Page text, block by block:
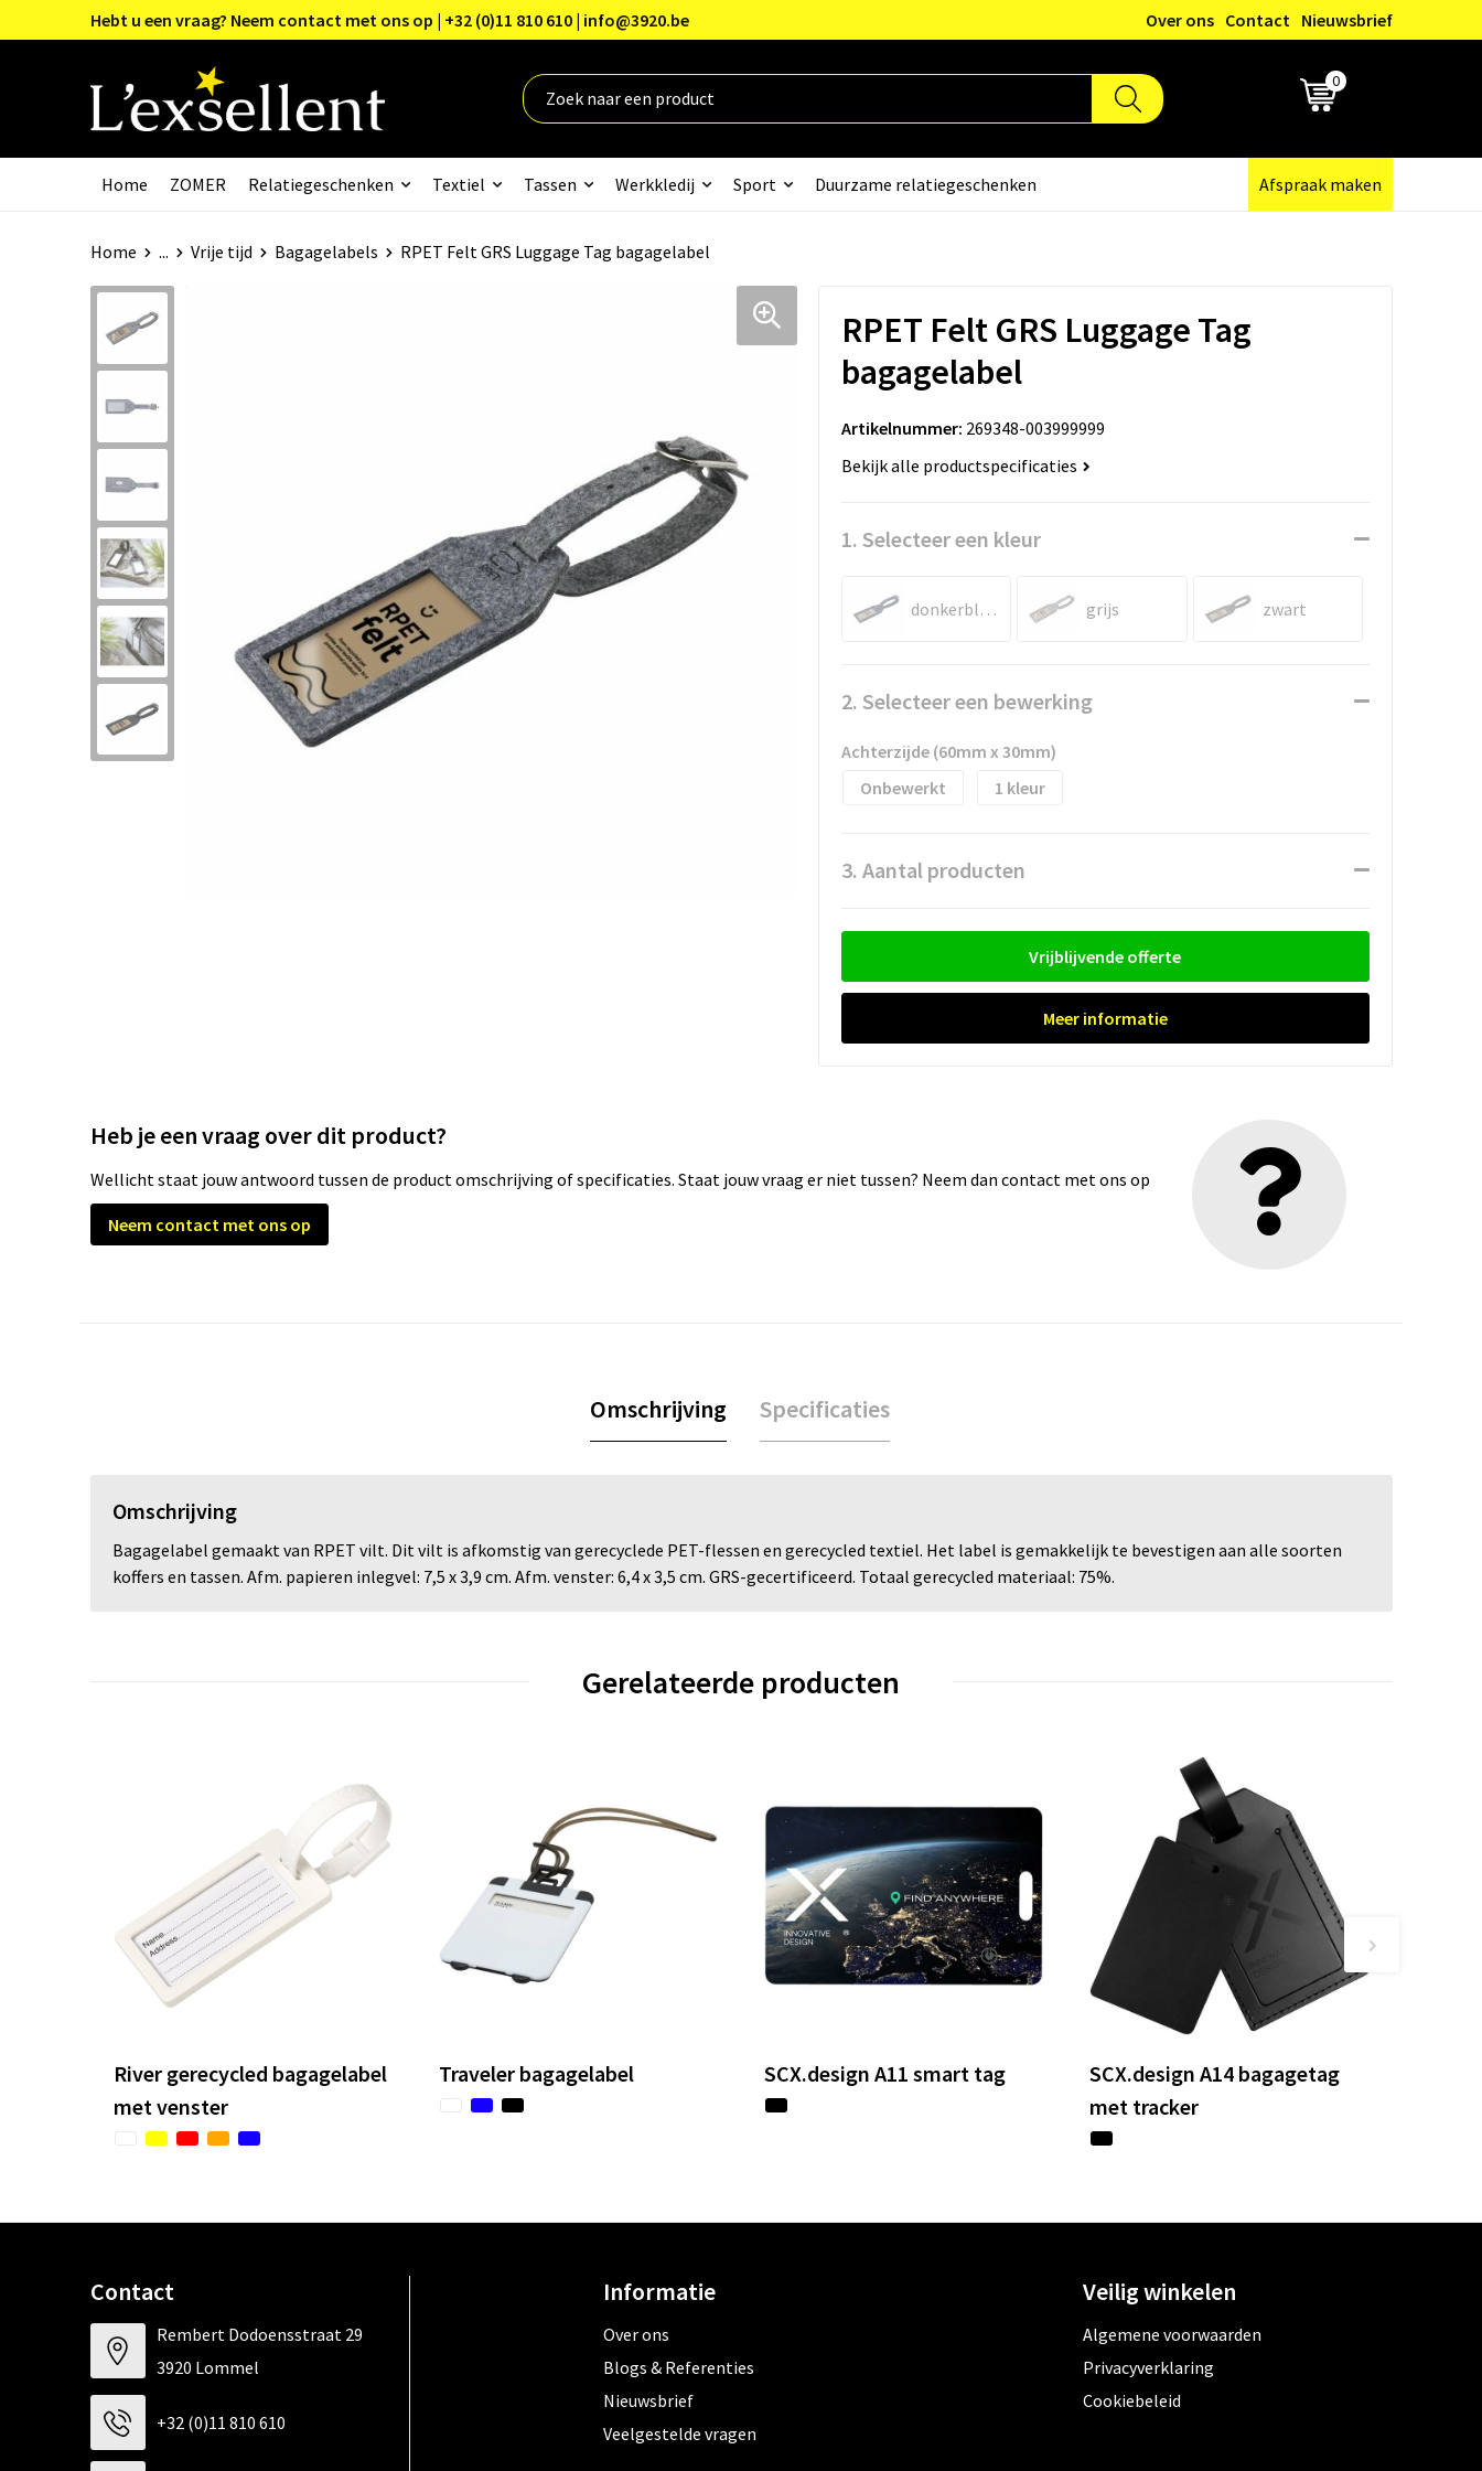
Hebt u een vraag? Neem contact met ons op | +32 (0)11 810 610 | info@3920.be Over ons Contact Nieuwsbrief
0
Home ZOMER Relatiegeschenken Textiel Tassen Werkkledij Sport Duurzame relatiegeschenken Afspraak maken
Home ... Vrije tijd Bagagelabels RPET Felt GRS Luggage Tag bagagelabel
RPET Felt GRS Luggage Tag
bagagelabel
Artikelnummer: 269348-003999999
Bekijk alle productspecificaties
1. Selecteer een kleur
donkerblauw grijs zwart
2. Selecteer een bewerking
Achterzijde (60mm x 30mm)
Onbewerkt
1
3. Aantal producten
Vrijblijvende offerte
Meer informatie
Heb je een vraag over dit product?
Wellicht staat jouw antwoord tussen de product omschrijving of specificaties. Staat jouw vraag er niet tussen? Neem dan contact met ons op
Neem contact met ons op
Omschrijving Specificaties
Omschrijving
Bagagelabel gemaakt van RPET vilt. Dit vilt is afkomstig van gerecyclede PET-flessen en gerecycled textiel. Het label is gemakkelijk te bevestigen aan alle soorten
koffers en tassen. Afm. papieren inlegvel: 7,5 x 3,9 cm. Afm. venster: 6,4 x 3,5 cm. GRS-gecertificeerd. Totaal gerecycled materiaal: 75%.
Gerelateerde producten
River gerecycled bagagelabel
met venster
Traveler bagagelabel SCX.design A11 smart tag
SCX.design A14 bagagetag
met tracker
Contact
Rembert Dodoensstraat 29
3920 Lommel
+32 (0)11 810 610
Informatie
Over ons
Blogs & Referenties
Nieuwsbrief
Veelgestelde vragen
Veilig winkelen
Algemene voorwaarden
Privacyverklaring
Cookiebeleid